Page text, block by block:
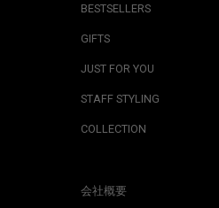
BESTSELLERS
GIFTS
JUST FOR YOU
STAFF STYLING
COLLECTION
会社概要